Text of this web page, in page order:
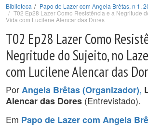
Biblioteca
Papo de Lazer com Angela Brêtas, n 1,
T02 Ep28 Lazer Como Resistência e a Negritude
Vida com Lucilene Alencar das Dores
T02 Ep28 Lazer Como
Negritude do Sujeito, no
com Lucilene Alencar das
PorAngela Brêtas (Organizador),
Alencar das Dores (Entrevistado).
Em Papo de Lazer com Angela